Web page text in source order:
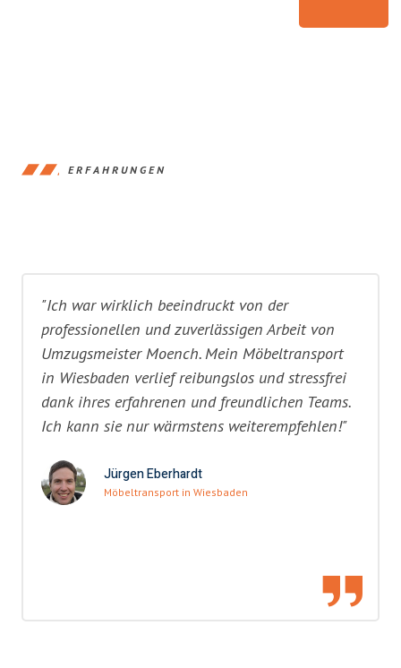
ERFAHRUNGEN
"Ich war wirklich beeindruckt von der
professionellen und zuverlässigen Arbeit von
Umzugsmeister Moench. Mein Möbeltransport
in Wiesbaden verlief reibungslos und stressfrei
dank ihres erfahrenen und freundlichen Teams.
Ich kann sie nur wärmstens weiterempfehlen!"
Jürgen Eberhardt
Möbeltransport in Wiesbaden